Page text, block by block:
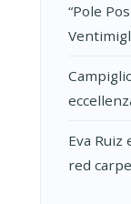
“Pole
Eva Ruiz
red